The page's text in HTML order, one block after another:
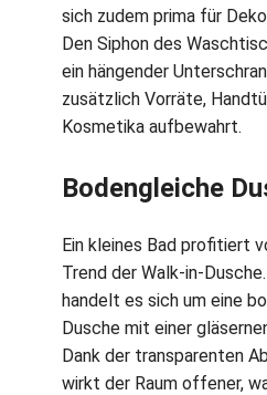
sich zudem prima für
Den Siphon des
ein hängender
zusätzlich Vorräte,
Kosmetika aufbewahrt.
Bodengleiche
Ein kleines Bad profitiert
Trend der Walk-in-
handelt es sich um eine
Dusche mit einer
Dank der transparenten
wirkt der Raum offener,